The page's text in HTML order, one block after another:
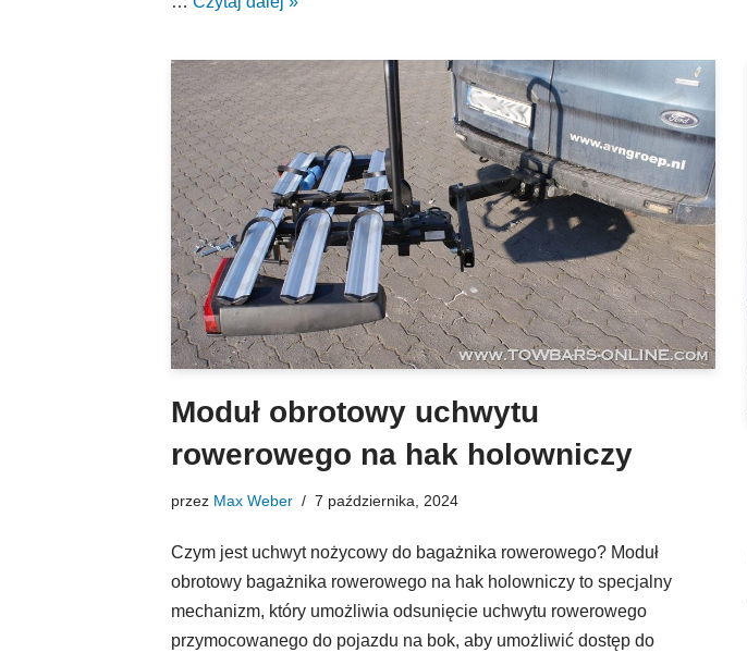
Moduł obrotowy uchwytu
rowerowego na hak holowniczy
przez Max Weber 7 października, 2024
Czym jest uchwyt nożycowy do bagażnika rowerowego? Moduł
obrotowy bagażnika rowerowego na hak holowniczy to specjalny
mechanizm, który umożliwia odsunięcie uchwytu rowerowego
przymocowanego do pojazdu na bok, aby umożliwić dostęp do